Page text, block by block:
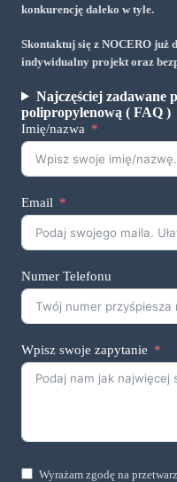
konkurencję daleko w tyle.
Skontaktuj się z NOCERO już
indywidualny projekt oraz
Najczęściej zadawane
polipropylenową ( FAQ )
Imię/nazwa
Email
Numer Telefonu
Wpisz swoje zapytanie
Wyrażam zgodę na